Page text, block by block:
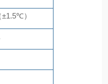
）